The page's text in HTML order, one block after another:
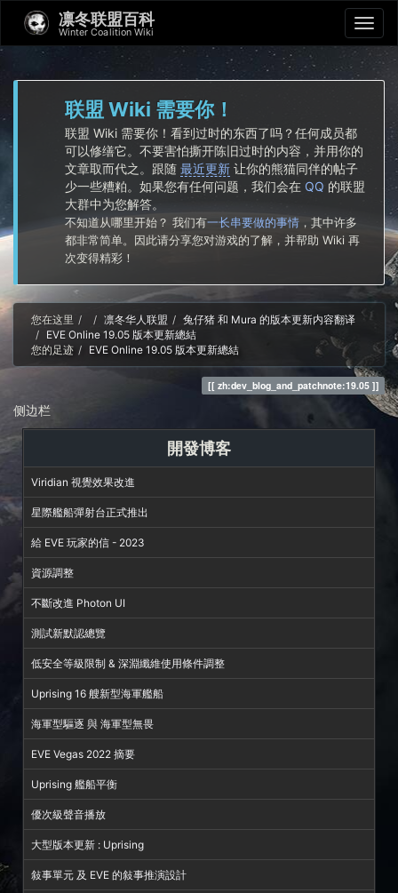
凛冬联盟百科
Winter Coalition Wiki
联盟 Wiki 需要你！
联盟 Wiki 需要你！看到过时的东西了吗？任何成员都
可以修缮它。不要害怕撕开陈旧过时的内容，并用你的
文章取而代之。跟随最近更新 让你的熊猫同伴的帖子
少一些糟粕。如果您有任何问题，我们会在 QQ 的联盟
大群中为您解答。
不知道从哪里开始？ 我们有一长串要做的事情 ，其中许多
都非常简单。因此请分享您对游戏的了解，并帮助 Wiki 再
次变得精彩！
您在这里 Home凛冬华人联盟
兔仔猪 和 Mura 的版本更新内容翻译
EVE Online 19.05 版本更新總結
您的足迹
EVE Online 19.05 版本更新總結
zh:dev_blog_and_patchnote:19.05
侧边栏
開發博客
Viridian 視覺效果改進
星際艦船彈射台正式推出
給 EVE 玩家的信 - 2023
資源調整
不斷改進 Photon UI
測試新默認總覽
低安全等級限制 & 深淵纖維使用條件調整
Uprising 16 艘新型海軍艦船
海軍型驅逐 與 海軍型無畏
EVE Vegas 2022 摘要
Uprising 艦船平衡
優次級聲音播放
大型版本更新 : Uprising
敍事單元 及 EVE 的敍事推演設計